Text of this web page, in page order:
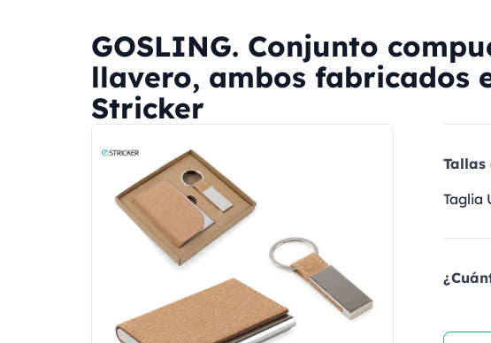
GOSLING. Conjunto
llavero, ambos fabricados
Stricker
Tallas
Taglia